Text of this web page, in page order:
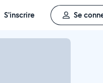
S'inscrire Se